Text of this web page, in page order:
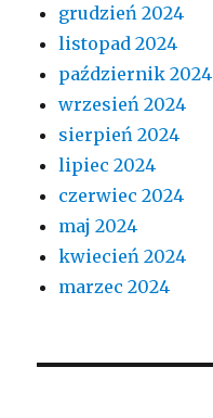
grudzień 2024
listopad 2024
październik 2024
wrzesień 2024
sierpień 2024
lipiec 2024
czerwiec 2024
maj 2024
kwiecień 2024
marzec 2024